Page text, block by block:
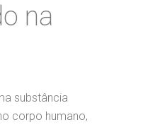
na
substância
corpo humano,